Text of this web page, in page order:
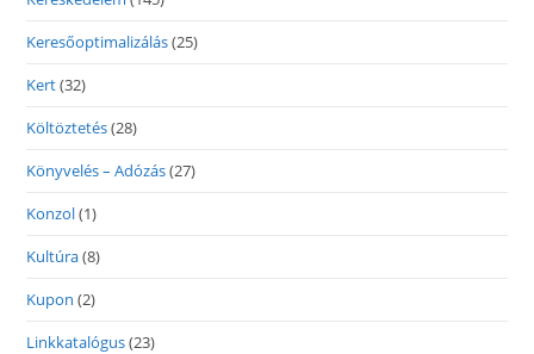
Keresőoptimalizálás(25)
Kert(32)
Költöztetés(28)
Könyvelés – Adózás(27)
Konzol(1)
Kultúra(8)
Kupon (2)
Linkkatalógus(23)